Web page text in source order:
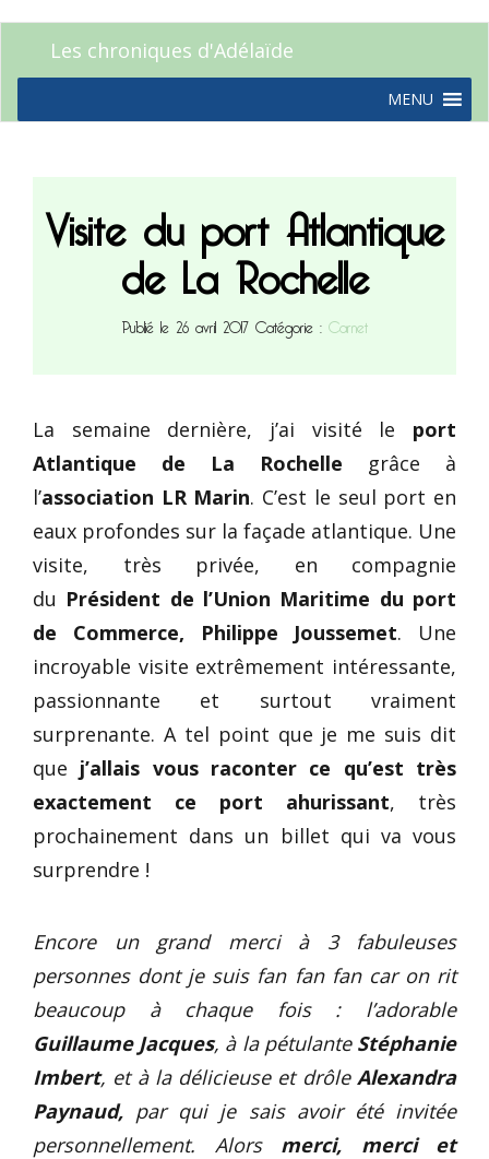
Les chroniques d'Adélaïde
MENU
Visite du port Atlantique
de La Rochelle
Publié le 26 avril 2017Catégorie :Carnet
La semaine dernière, j’ai visité le port
Atlantique de La Rochelle grâce à
l’association LR Marin. C’est le seul port en
eaux profondes sur la façade atlantique. Une
visite, très privée, en compagnie
du Président de l’Union Maritime du port
de Commerce, Philippe Joussemet. Une
incroyable visite extrêmement intéressante,
passionnante et surtout vraiment
surprenante. A tel point que je me suis dit
que j’allais vous raconter ce qu’est très
exactement ce port ahurissant, très
prochainement dans un billet qui va vous
surprendre !
Encore un grand merci à 3 fabuleuses
personnes dont je suis fan fan fan car on rit
beaucoup à chaque fois : l’adorable
Guillaume Jacques, à la pétulante Stéphanie
Imbert, et à la délicieuse et drôle Alexandra
Paynaud, par qui je sais avoir été invitée
personnellement. Alors merci, merci et